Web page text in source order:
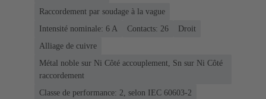
Raccordement par soudage à la vague
Intensité nominale: ‌6 A
Contacts: 26
Droit
Alliage de cuivre
Métal noble sur Ni Côté accouplement, Sn sur Ni Côté
raccordement
Classe de performance: 2, selon IEC 60603-2